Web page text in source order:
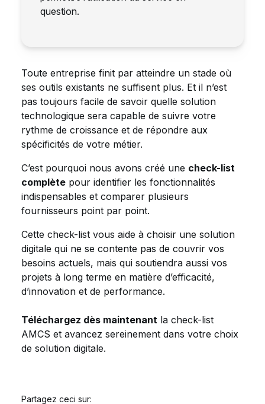
Toute entreprise finit par atteindre un stade où
ses outils existants ne suffisent plus. Et il n’est
pas toujours facile de savoir quelle solution
technologique sera capable de suivre votre
rythme de croissance et de répondre aux
spécificités de votre métier.
C’est pourquoi nous avons créé une check-list
complète pour identifier les fonctionnalités
indispensables et comparer plusieurs
fournisseurs point par point.
Cette check-list vous aide à choisir une solution
digitale qui ne se contente pas de couvrir vos
besoins actuels, mais qui soutiendra aussi vos
projets à long terme en matière d’efficacité,
d’innovation et de performance.
Téléchargez dès maintenant la check-list
AMCS et avancez sereinement dans votre choix
de solution digitale.
Partagez ceci sur: